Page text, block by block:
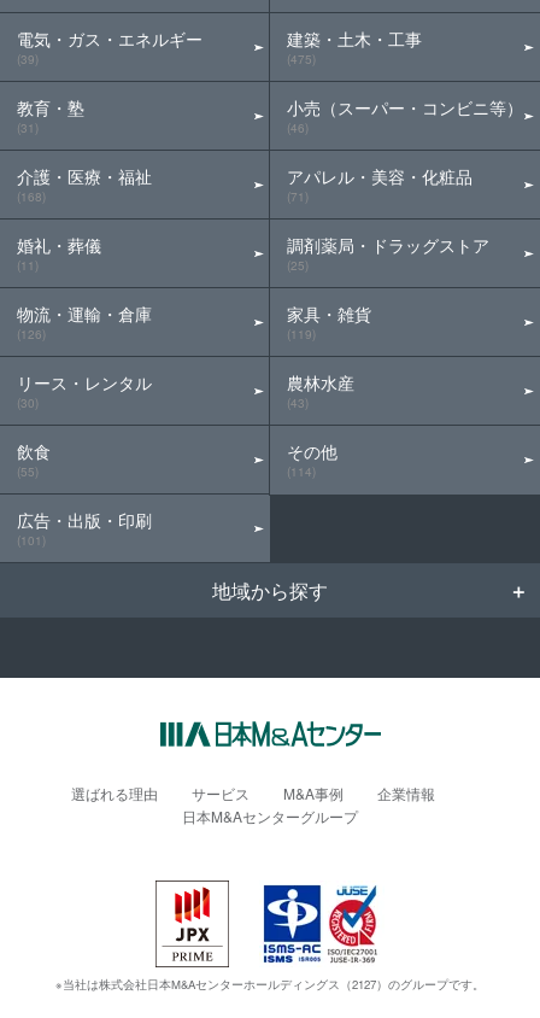
電気・ガス・エネルギー
(39)
教育・塾
(31)
介護・医療・福祉
(168)
婚礼・葬儀
(11)
物流・運輸・倉庫
(126)
リース・レンタル
(30)
飲食
(55)
広告・出版・印刷
(101)
建築・土木・工事
(475)
小売（スーパー・コンビニ等）
(46)
アパレル・美容・化粧品
(71)
調剤薬局・ドラッグストア
(25)
家具・雑貨
(119)
農林水産
(43)
その他
(114)
地域から探す
選ばれる理由 サービス M&A事例
企業情報
日本M&Aセンターグループ
※当社は株式会社日本M&Aセンターホールディングス（2127）のグループです。